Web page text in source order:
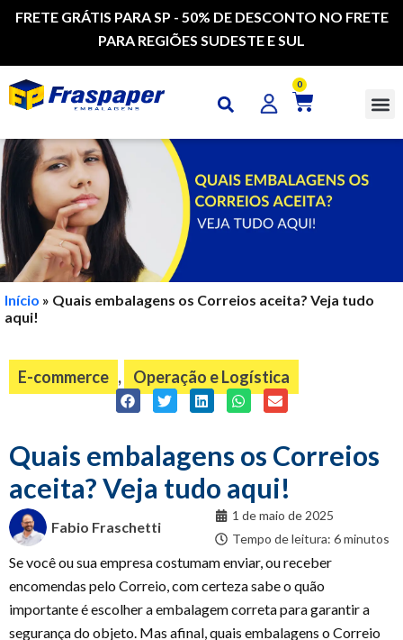
FRETE GRÁTIS PARA SP - 50% DE DESCONTO NO FRETE
PARA REGIÕES SUDESTE E SUL
0
Início » Quais embalagens os Correios aceita? Veja tudo
aqui!
E-commerce , Operação e Logística
Quais embalagens os Correios
aceita? Veja tudo aqui!
Fabio Fraschetti
1 de maio de 2025
Tempo de leitura: 6 minutos
Se você ou sua empresa costumam enviar, ou receber
encomendas pelo Correio, com certeza sabe o quão
importante é escolher a embalagem correta para garantir a
segurança do objeto. Mas afinal, quais embalagens o Correio